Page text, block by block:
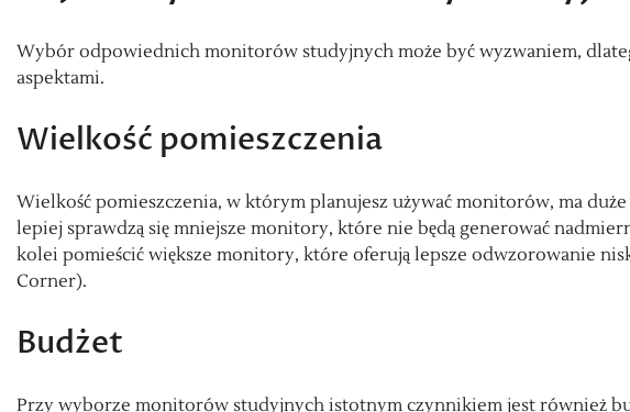
Wybór odpowiednich monitorów studyjnych może być wyzwaniem,
aspektami.
Wielkość pomieszczenia
Wielkość pomieszczenia, w którym planujesz używać monitorów, ma
lepiej sprawdzą się mniejsze monitory, które nie będą generować
kolei pomieścić większe monitory, które oferują lepsze odwzorowanie
Corner).
Budżet
Przy wyborze monitorów studyjnych istotnym czynnikiem jest również